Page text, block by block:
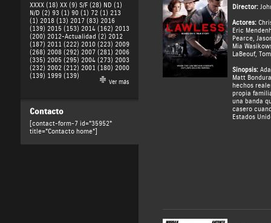
XXXX (18) XX (9) S/F (28) ND (1)
N/D (2) 93 (1) 90 (1) 72 (1) 213
(1) 2018 (13) 2017 (83) 2016
(139) 2015 (153) 2014 (162) 2013
(200) 2012-Actualidad (2) 2012
(187) 2011 (222) 2010 (223) 2009
(268) 2008 (292) 2007 (281) 2006
(335) 2005 (295) 2004 (273) 2003
(232) 2002 (212) 2001 (180) 2000
(139) 1999 (139)
Ver más
Contacto
[contact-form-7 id="35952"
title="Contacto home"]
Director:
Actores:
Eric
Pearce,
Mia
LaBeouf,
Sinopsis:
Matt
hechos
propia
una banda
casero
Estados